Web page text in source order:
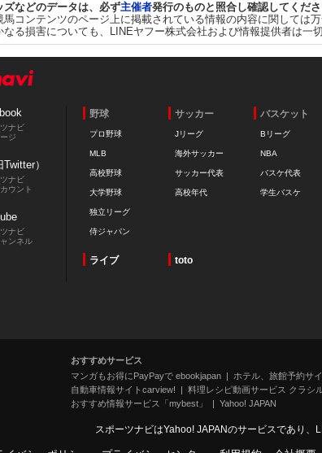
ズなどのデータは、必ず主催者発行のものと照合し確認してくださ
馬コンテンツのページ上に掲載されている情報の内容に関して
る損害についても、LINEヤフー株式会社および情報提供者は一
ナビ
ジ
）
ナビ
ウント
ナビ
ンネル
野球
プロ野球
MLB
高校野球
大学野球
独立リーグ
侍ジャパン
サッカー
Jリーグ
海外サッカー
サッカー代表
高校年代
バスケット
Bリーグ
NBA
バスケ代表
学生バスケ
ライブ toto
おすすめサービス
マンガもお得にPayPayで ebookjapan
ホテル、旅館予約サ
自動車情報サイトcarview!
料理レシピ動画サービス クラシ
おすすめ情報サービス「mybest」
Yahoo! JAPAN
スポーツナビはYahoo! JAPANのサービスであり、